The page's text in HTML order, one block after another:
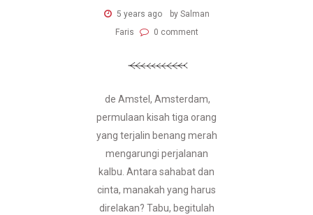
5 years ago
by Salman
Faris
0 comment
de Amstel, Amsterdam,
permulaan kisah tiga orang
yang terjalin benang merah
mengarungi perjalanan
kalbu. Antara sahabat dan
cinta, manakah yang harus
direlakan? Tabu, begitulah